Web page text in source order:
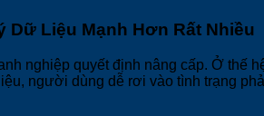
Dữ Liệu Mạnh Hơn Rất Nhiều
nghiệp quyết định nâng cấp. Ở thế
người dùng dễ rơi vào tình trạng